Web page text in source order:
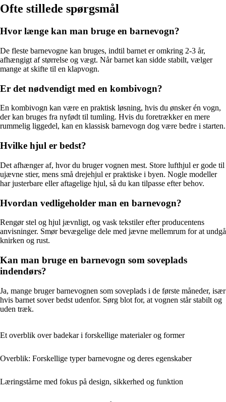
Ofte stillede spørgsmål
Hvor længe kan man bruge en barnevogn?
De fleste barnevogne kan bruges, indtil barnet er omkring 2-3 år,
afhængigt af størrelse og vægt. Når barnet kan sidde stabilt, vælger
mange at skifte til en klapvogn.
Er det nødvendigt med en kombivogn?
En kombivogn kan være en praktisk løsning, hvis du ønsker én vogn,
der kan bruges fra nyfødt til tumling. Hvis du foretrækker en mere
rummelig liggedel, kan en klassisk barnevogn dog være bedre i starten.
Hvilke hjul er bedst?
Det afhænger af, hvor du bruger vognen mest. Store lufthjul er gode til
ujævne stier, mens små drejehjul er praktiske i byen. Nogle modeller
har justerbare eller aftagelige hjul, så du kan tilpasse efter behov.
Hvordan vedligeholder man en barnevogn?
Rengør stel og hjul jævnligt, og vask tekstiler efter producentens
anvisninger. Smør bevægelige dele med jævne mellemrum for at undgå
knirken og rust.
Kan man bruge en barnevogn som soveplads
indendørs?
Ja, mange bruger barnevognen som soveplads i de første måneder, især
hvis barnet sover bedst udenfor. Sørg blot for, at vognen står stabilt og
uden træk.
Et overblik over badekar i forskellige materialer og former
Overblik: Forskellige typer barnevogne og deres egenskaber
Læringstårne med fokus på design, sikkerhed og funktion